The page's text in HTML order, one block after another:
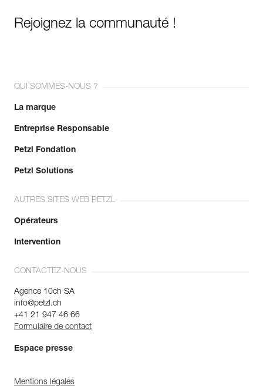
Rejoignez la communauté !
QUI SOMMES-NOUS ?
La marque
Entreprise Responsable
Petzl Fondation
Petzl Solutions
AUTRES SITES WEB PETZL
Opérateurs
Intervention
CONTACTEZ-NOUS
Agence 10ch SA
info@petzl.ch
+41 21 947 46 66
Formulaire de contact
Espace presse
Mentions légales